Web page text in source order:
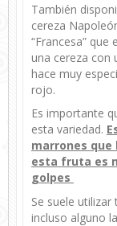
También
cereza
“Francesa”
una cereza con
hace muy
rojo.
Es importante
esta variedad.
marrones que
esta fruta es
golpes
Se suele
incluso alguno